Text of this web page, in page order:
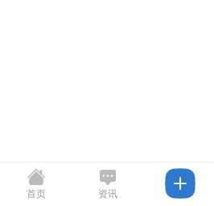
首页 资讯